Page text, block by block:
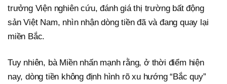
trưởng Viện nghiên cứu, đánh giá thị trường bất động
sản Việt Nam, nhìn nhận dòng tiền đã và đang quay lại
miền Bắc.
Tuy nhiên, bà Miền nhấn mạnh rằng, ở thời điểm hiện
nay, dòng tiền không định hình rõ xu hướng “Bắc quy”